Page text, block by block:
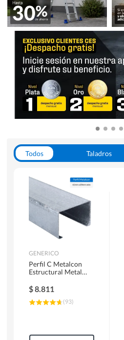
Todos Taladros
Herramientas Manuales
GENERICO
Perfil C Metalcon
Estructural Metal
$8.811
(93)